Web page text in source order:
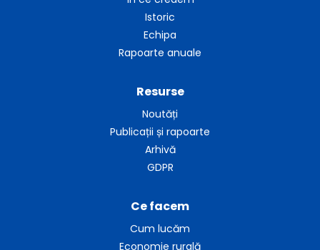
Istoric
Echipa
Rapoarte anuale
Ce facem
Cum lucăm
Economie rurală
Resurse
Noutăți
Publicații și rapoarte
Arhivă
GDPR